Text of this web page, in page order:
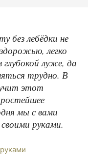
без лебёдки не
легко
луже, да
трудно. В
этот
мы с вами
руками.